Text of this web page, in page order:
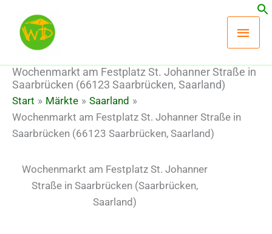
Inhalt
springen
Wochenmarkt am Festplatz St. Johanner Straße in
Saarbrücken (66123 Saarbrücken, Saarland)
Start Märkte
Saarland
Wochenmarkt am Festplatz St. Johanner Straße in
Saarbrücken (66123 Saarbrücken, Saarland)
Wochenmarkt am Festplatz St. Johanner
Straße in Saarbrücken (Saarbrücken,
Saarland)